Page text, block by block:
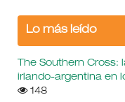
Lo más leído
The Southern
irlando-argentina en
148